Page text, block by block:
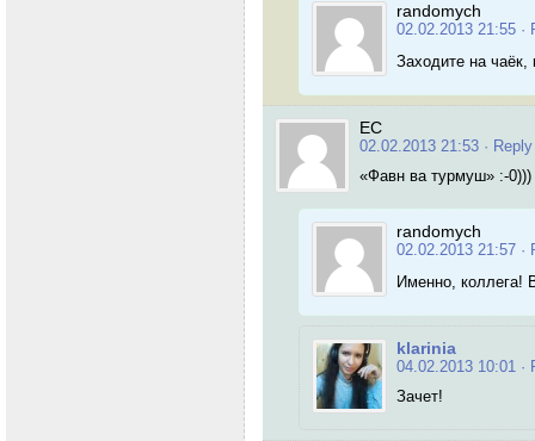
randomych
02.02.2013 21:55 ·
Заходите на
ЕС
02.02.2013 21:53 · Reply
«Фавн ва турмуш» :-0)))
randomych
02.02.2013 21:57 ·
Именно, коллега!
klarinia
04.02.2013 10:01 ·
Зачет!